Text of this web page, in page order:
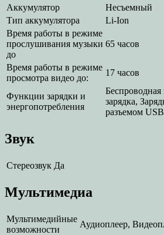
Аккумулятор
Несъемный
Тип аккумулятора
Li-Ion
Время работы в режиме
прослушивания музыки
до
65 часов
Время работы в режиме
просмотра видео до:
17 часов
Функции зарядки и
энергопотребления
Беспроводная
зарядка,
разъемом USB
Звук
Стереозвук Да
Мультимедиа
Мультимедийные
возможности
Аудиоплеер,